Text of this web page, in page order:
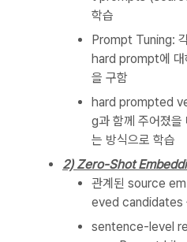
학습
Prompt Tuning:
hard prompt에
을 구함
hard prompted
g과 함께 주어졌을
는 방식으로 학습
2) Zero-Shot
관계된 source
eved candidates
sentence-level